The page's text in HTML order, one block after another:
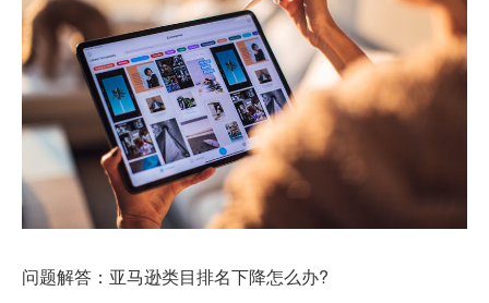
问题解答：亚马逊类目排名下降怎么办?